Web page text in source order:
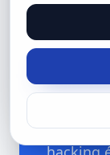
ofensiva